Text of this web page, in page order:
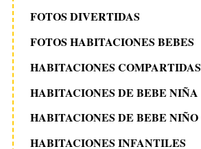
FOTOS DIVERTIDAS
FOTOS HABITACIONES BEBES
HABITACIONES COMPARTIDAS
HABITACIONES DE BEBE NIÑA
HABITACIONES DE BEBE NIÑO
HABITACIONES INFANTILES